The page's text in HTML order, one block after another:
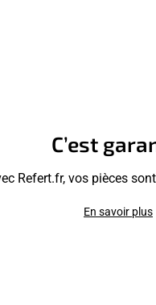
C’est
Refert.fr, vos pièces
En savoir plus